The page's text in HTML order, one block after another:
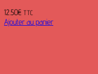
12.50€ TTC
Ajouter au panier